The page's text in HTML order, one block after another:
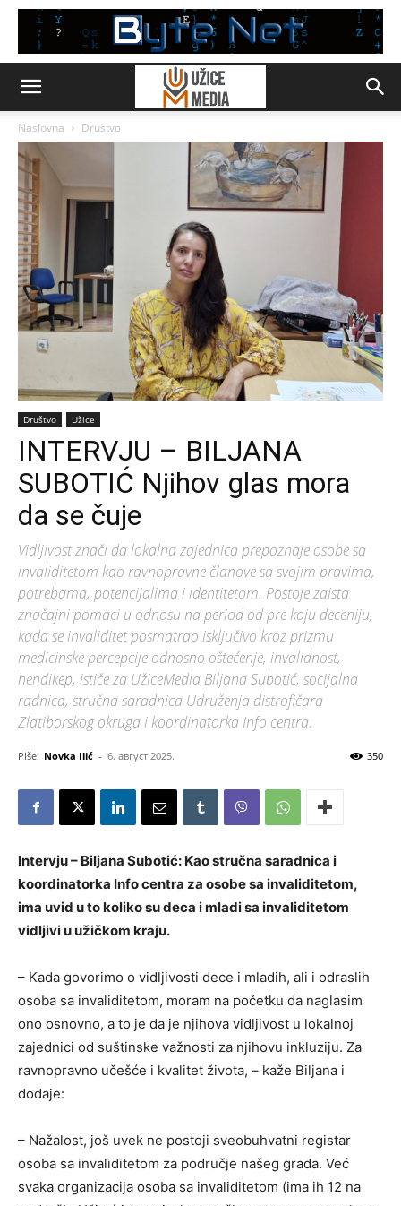
Naslovna Društvo
Društvo Užice
INTERVJU – BILJANA
SUBOTIĆ Njihov glas mora
da se čuje
Vidljivost znači da lokalna zajednica prepoznaje osobe sa
invaliditetom kao ravnopravne članove sa svojim pravima,
potrebama, potencijalima i identitetom. Postoje zaista
značajni pomaci u odnosu na period od pre koju deceniju,
kada se invaliditet posmatrao isključivo kroz prizmu
medicinske percepcije odnosno oštećenje, invalidnost,
hendikep, ističe za UžiceMedia Biljana Subotić, socijalna
radnica, stručna saradnica Udruženja distrofičara
Zlatiborskog okruga i koordinatorka Info centra.
Piše: Novka Ilić - 6. август 2025. 350
Intervju – Biljana Subotić: Kao stručna saradnica i
koordinatorka Info centra za osobe sa invaliditetom,
ima uvid u to koliko su deca i mladi sa invaliditetom
vidljivi u užičkom kraju.
– Kada govorimo o vidljivosti dece i mladih, ali i odraslih
osoba sa invaliditetom, moram na početku da naglasim
ono osnovno, a to je da je njihova vidljivost u lokalnoj
zajednici od suštinske važnosti za njihovu inkluziju. Za
ravnopravno učešće i kvalitet života, – kaže Biljana i
dodaje:
– Nažalost, još uvek ne postoji sveobuhvatni registar
osoba sa invaliditetom za područje našeg grada. Već
svaka organizacija osoba sa invaliditetom (ima ih 12 na